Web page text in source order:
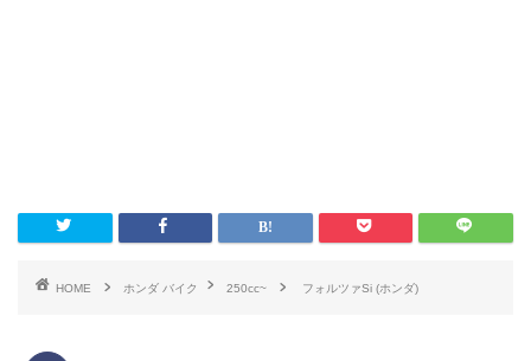
HOME ホンダ バイク 250cc~ フォルツァSi (ホンダ)